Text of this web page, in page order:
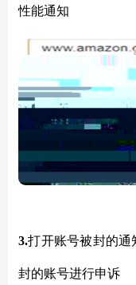
性能通知
3.打开账号被封的通
封的账号进行申诉